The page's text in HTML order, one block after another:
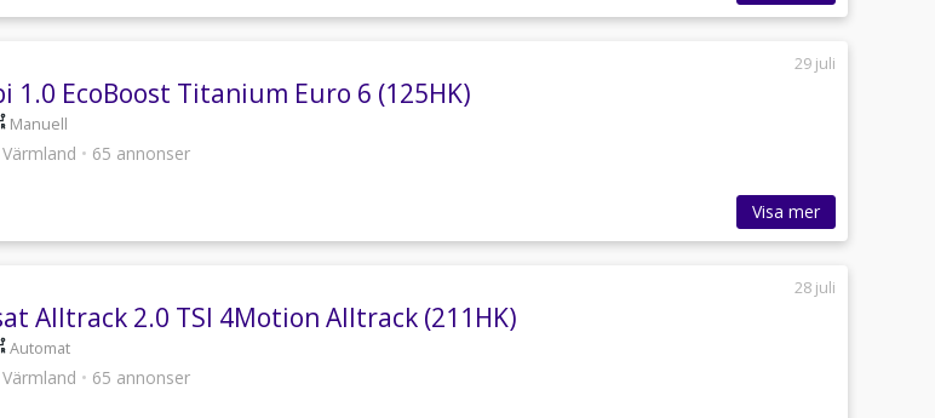
29 juli
1.0 EcoBoost Titanium Euro 6 (125HK)
Manuell
Värmland • 65 annonser
Visa mer
28 juli
Alltrack 2.0 TSI 4Motion Alltrack (211HK)
Automat
Värmland • 65 annonser